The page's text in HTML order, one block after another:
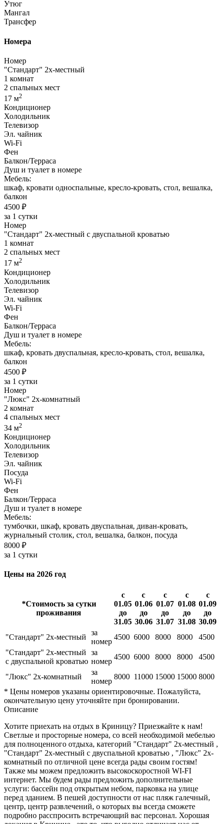
Утюг
Мангал
Трансфер
Номера
Номер
"Стандарт" 2х-местный
1 комнат
2 спальных мест
17 м2
Кондиционер
Холодильник
Телевизор
Эл. чайник
Wi-Fi
Фен
Балкон/Терраса
Душ и туалет в номере
Мебель:
шкаф, кровати односпальные, кресло-кровать, стол, вешалка,
балкон
4500 ₽
за 1 сутки
Номер
"Стандарт" 2х-местный с двуспальной кроватью
1 комнат
2 спальных мест
17 м2
Кондиционер
Холодильник
Телевизор
Эл. чайник
Wi-Fi
Фен
Балкон/Терраса
Душ и туалет в номере
Мебель:
шкаф, кровать двуспальная, кресло-кровать, стол, вешалка,
балкон
4500 ₽
за 1 сутки
Номер
"Люкс" 2х-комнатный
2 комнат
4 спальных мест
34 м2
Кондиционер
Холодильник
Телевизор
Эл. чайник
Посуда
Wi-Fi
Фен
Балкон/Терраса
Душ и туалет в номере
Мебель:
тумбочки, шкаф, кровать двуспальная, диван-кровать,
журнальный столик, стол, вешалка, балкон, посуда
8000 ₽
за 1 сутки
Цены на 2026 год
*Стоимость за сутки
проживания
с
01.05
до
31.05
с
01.06
до
30.06
с
01.07
до
31.07
с
01.08
до
31.08
с
01.09
до
30.09
"Стандарт" 2х-местный
за
номер
4500 6000 8000 8000
4500
"Стандарт" 2х-местный
с двуспальной кроватью
за
номер
4500 6000 8000 8000 4500
"Люкс" 2х-комнатный
за
номер
8000 11000 15000 15000 8000
* Цены номеров указаны ориентировочные. Пожалуйста,
окончательную цену уточняйте при бронировании.
Описание
Хотите приехать на отдых в Криницу? Приезжайте к нам!
Светлые и просторные номера, со всей необходимой мебелью
для полноценного отдыха, категорий "Стандарт" 2х-местный ,
"Стандарт" 2х-местный с двуспальной кроватью , "Люкс" 2х-
комнатный по отличной цене всегда рады своим гостям!
Также мы можем предложить высокоскоростной WI-FI
интернет. Мы будем рады предложить дополнительные
услуги: бассейн под открытым небом, парковка на улице
перед зданием. В пешей доступности от нас пляж галечный,
центр, центр развлечений, о которых вы всегда сможете
подробно расспросить встречающий вас персонал. Хорошая